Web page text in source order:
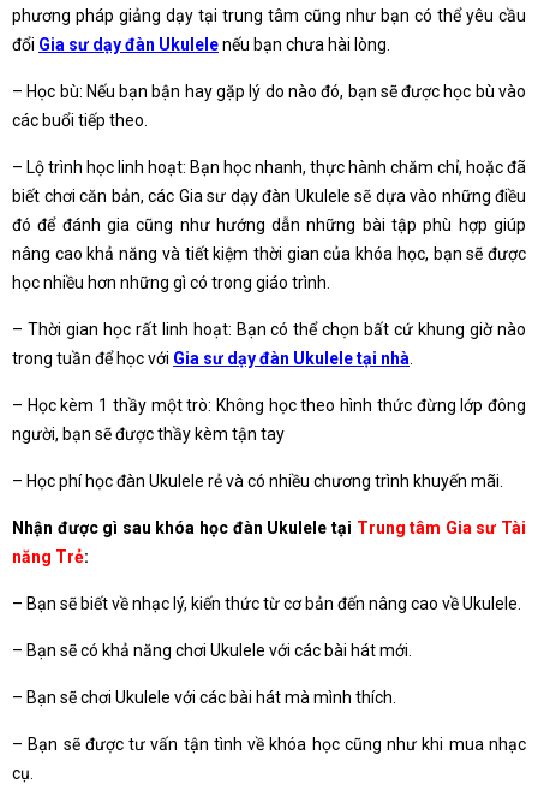
phương pháp giảng dạy tại trung tâm cũng như bạn có thể yêu cầu
đổi Gia sư dạy đàn Ukulelenếu bạn chưa hài lòng.
– Học bù: Nếu bạn bận hay gặp lý do nào đó, bạn sẽ được học bù vào
các buổi tiếp theo.
– Lộ trình học linh hoạt: Bạn học nhanh, thực hành chăm chỉ, hoặc đã
biết chơi căn bản, các Gia sư dạy đàn Ukulele sẽ dựa vào những điều
đó để đánh gia cũng như hướng dẫn những bài tập phù hợp giúp
nâng cao khả năng và tiết kiệm thời gian của khóa học, bạn sẽ được
học nhiều hơn những gì có trong giáo trình.
– Thời gian học rất linh hoạt: Bạn có thể chọn bất cứ khung giờ nào
trong tuần để học với Gia sư dạy đàn Ukulele tại nhà
– Học kèm 1 thầy một trò: Không học theo hình thức đừng lớp đông
người, bạn sẽ được thầy kèm tận tay
– Học phí học đàn Ukulele rẻ và có nhiều chương trình khuyến mãi.
Nhận được gì sau khóa học đàn Ukulele tại Trung tâm Gia sư Tài
năng Trẻ:
– Bạn sẽ biết về nhạc lý, kiến thức từ cơ bản đến nâng cao về Ukulele.
– Bạn sẽ có khả năng chơi Ukulele với các bài hát mới.
– Bạn sẽ chơi Ukulele với các bài hát mà mình thích.
– Bạn sẽ được tư vấn tận tình về khóa học cũng như khi mua nhạc
cụ.